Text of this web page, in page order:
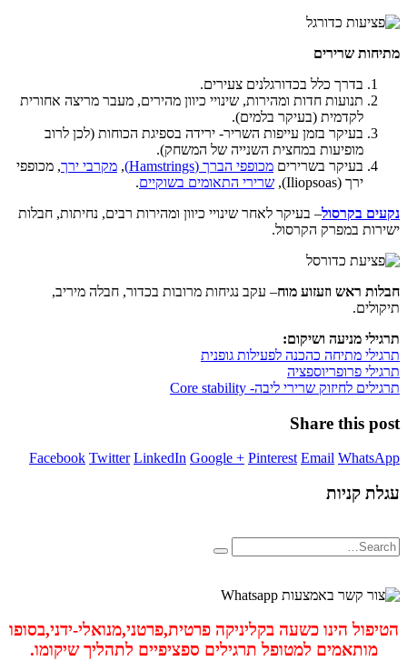
מתיחות שרירים
בדרך כלל בכדורגלנים צעירים.
תנועות חדות ומהירות, שינויי כיוון מהירים, מעבר מריצה אחורית
לקדמית (בעיקר בלמים).
בעיקר בזמן עייפות השריר- ירידה בספיגת הכוחות (לכן לרוב
מופיעות במחצית השנייה של המשחק).
בעיקר בשרירים מכופפי הברך (Hamstrings) , מקרבי ירך, מכופפי
ירך (Iliopsoas),
שרירי התאומים בשוקיים.
נקעים בקרסול– בעיקר לאחר שינויי כיוון ומהירות רבים, נחיתות, חבלות
ישירות במפרק הקרסול.
חבלות ראש וזעזוע מוח– עקב נגיחות מרובות בכדור, חבלה מיריב,
תיקולים.
תרגילי מניעה ושיקום:
תרגילי מתיחה כהכנה לפעילות גופנית
תרגילי פרופריוספציה
תרגילים לחיזוק שרירי ליבה- Core stability
Share this post
Facebook Twitter LinkedIn Google + Pinterest Email WhatsApp
עגלת קניות
הטיפול הינו כשעה בקליניקה פרטית,פרטני,מנואלי-ידני,בסופו
מותאמים למטופל תרגילים ספציפיים לתהליך שיקומו.